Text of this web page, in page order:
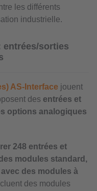
les différents
industrielle.
entrées/sorties
AS-Interface jouent
des entrées et
options analogiques
248 entrées et
modules standard,
des modules à
des modules